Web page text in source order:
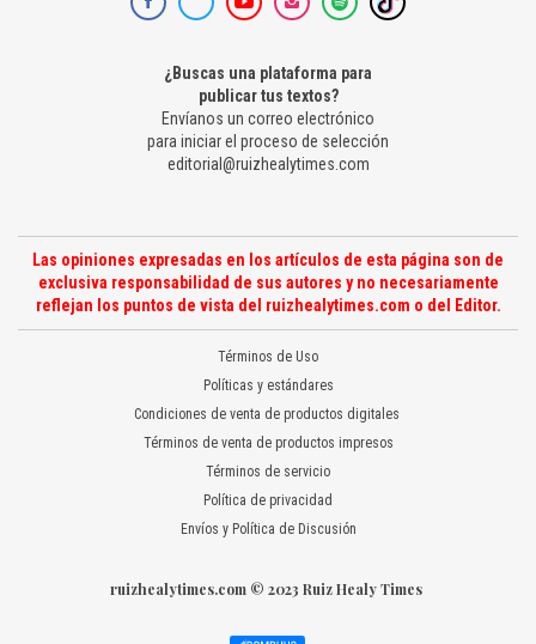
¿Buscas una plataforma para
publicar tus textos?
Envíanos un correo electrónico
para iniciar el proceso de selección
editorial@ruizhealytimes.com
Las opiniones expresadas en los artículos de esta página son de
exclusiva responsabilidad de sus autores y no necesariamente
reflejan los puntos de vista del ruizhealytimes.com o del Editor.
Términos de Uso
Políticas y estándares
Condiciones de venta de productos digitales
Términos de venta de productos impresos
Términos de servicio
Política de privacidad
Envíos y Política de Discusión
ruizhealytimes.com © 2023 Ruiz Healy Times